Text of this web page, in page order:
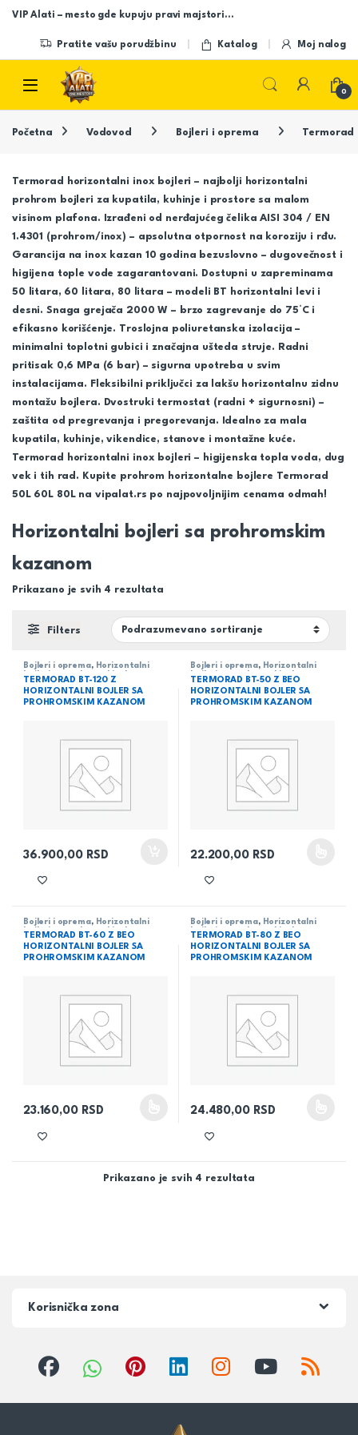
Skip to navigation
Skip to content
VIP Alati – mesto gde kupuju pravi majstori…
Pratite vašu porudžbinu Katalog Moj nalog
Open
0
Početna Vodovod Bojleri i oprema Termorad
Termorad horizontalni inox bojleri – najbolji horizontalni
prohrom bojleri za kupatila, kuhinje i prostore sa malom
visinom plafona. Izrađeni od nerđajućeg čelika AISI 304 / EN
1.4301 (prohrom/inox) – apsolutna otpornost na koroziju i rđu.
Garancija na inox kazan 10 godina bezuslovno – dugovečnost i
higijena tople vode zagarantovani. Dostupni u zapreminama
50 litara, 60 litara, 80 litara – modeli BT horizontalni levi i
desni. Snaga grejača 2000 W – brzo zagrevanje do 75°C i
efikasno korišćenje. Troslojna poliuretanska izolacija –
minimalni toplotni gubici i značajna ušteda struje. Radni
pritisak 0,6 MPa (6 bar) – sigurna upotreba u svim
instalacijama. Fleksibilni priključci za lakšu horizontalnu zidnu
montažu bojlera. Dvostruki termostat (radni + sigurnosni) –
zaštita od pregrevanja i pregorevanja. Idealno za mala
kupatila, kuhinje, vikendice, stanove i montažne kuće.
Termorad horizontalni inox bojleri – higijenska topla voda, dug
vek i tih rad. Kupite prohrom horizontalne bojlere Termorad
50L 60L 80L na vipalat.rs po najpovoljnijim cenama odmah!
Horizontalni bojleri sa prohromskim
kazanom
Prikazano je svih 4 rezultata
Filters
Bojleri i oprema, Horizontalni
bojleri sa prohromskim kazanom
Termorad,Vodovod
TERMORAD BT-120 Z
HORIZONTALNI BOJLER SA
PROHROMSKIM KAZANOM
36.900,00 RSD
Bojleri i oprema, Horizontalni
bojleri sa prohromskim kazanom
Termorad,Vodovod
TERMORAD BT-50 Z BEO
HORIZONTALNI BOJLER SA
PROHROMSKIM KAZANOM
22.200,00 RSD
Ovaj proizvod ima više
Bojleri i oprema, Horizontalni
bojleri sa prohromskim kazanom
Termorad,Vodovod
TERMORAD BT-60 Z BEO
HORIZONTALNI BOJLER SA
PROHROMSKIM KAZANOM
23.160,00 RSD
Ovaj proizvod ima više varijanti. Opcije mogu biti izabrane na
Bojleri i oprema, Horizontalni
bojleri sa prohromskim kazanom
Termorad,Vodovod
TERMORAD BT-80 Z BEO
HORIZONTALNI BOJLER SA
PROHROMSKIM KAZANOM
24.480,00 RSD
Ovaj proizvod ima više
Prikazano je svih 4 rezultata
Korisnička zona